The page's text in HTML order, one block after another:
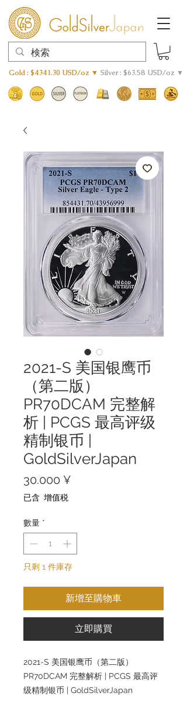
Gold : $4341.30 USD/oz ▼ Silver : $63.58 USD/oz ▼
2021-S 美国银鹰币
（第二版）
PR70DCAM 完整解
析 | PCGS 最高评级
精制银币 |
GoldSilverJapan
30.000 ¥
已含 增值税
數量 *
只剩 1 件庫存
新增至購物車
立即購買
2021-S 美国银鹰币（第二版）
PR70DCAM 完整解析 | PCGS 最高评
级精制银币 | GoldSilverJapan